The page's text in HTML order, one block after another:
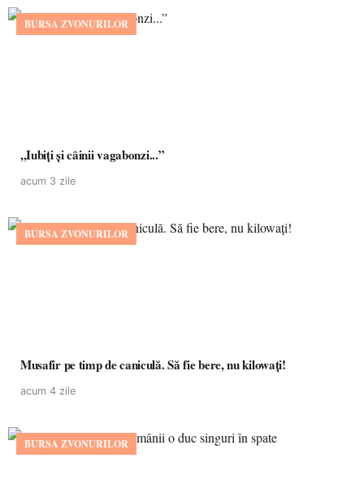
BURSA ZVONURILOR
,,Iubiți și câinii vagabonzi...”
acum 3 zile
BURSA ZVONURILOR
Musafir pe timp de caniculă. Să fie bere, nu kilowați!
acum 4 zile
BURSA ZVONURILOR